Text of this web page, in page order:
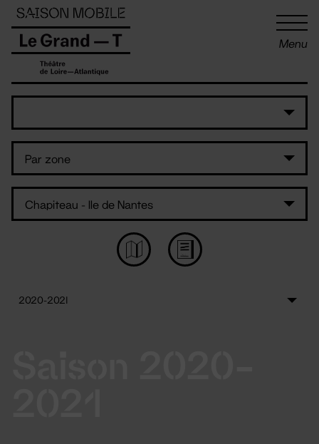
Menu
Panneau de gestion des cookies